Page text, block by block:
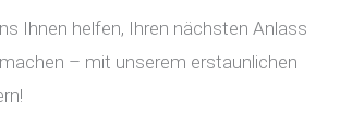
Ihnen helfen, Ihren nächsten Anlass
– mit unserem erstaunlichen